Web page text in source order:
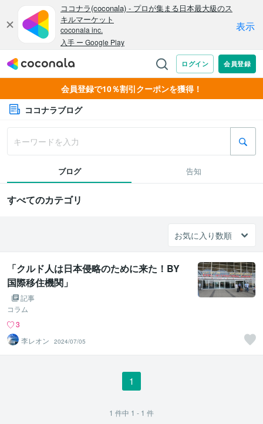
会員登録で10％割引クーポンを獲得！
ココナラブログ
ブログ 告知
すべてのカテゴリ
「クルド人は日本侵略のために来た！BY
国際移住機関」
記事
コラム
3
李レオン
2024/07/05
1
1 件中 1 - 1 件